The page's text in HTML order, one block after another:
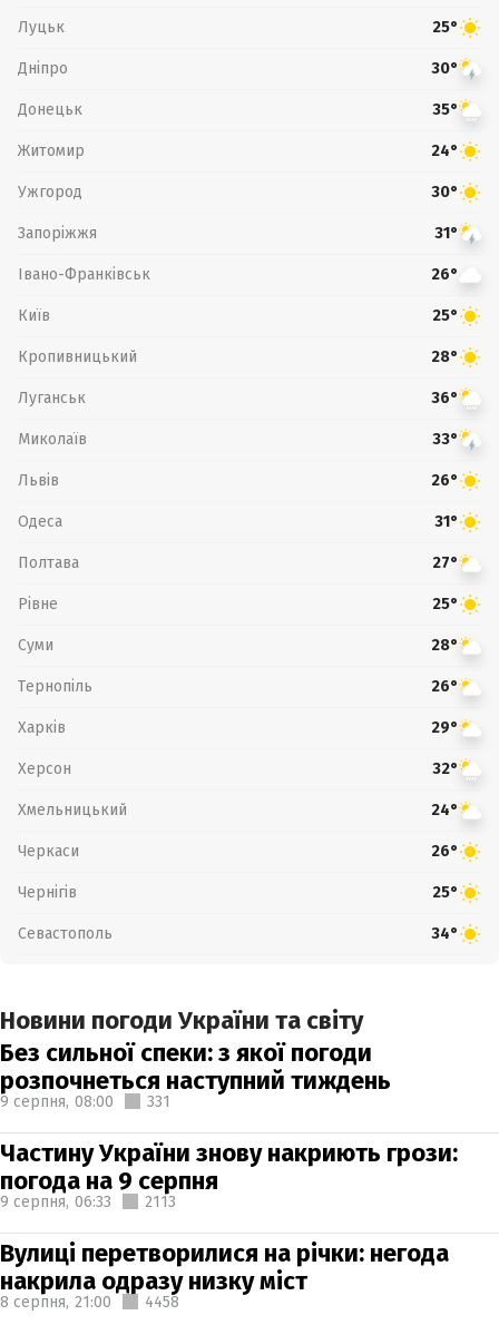
Луцьк 25°
Дніпро 30°
Донецьк 35°
Житомир 24°
Ужгород 30°
Запоріжжя 31°
Івано-Франківськ 26°
Київ 25°
Кропивницький 28°
Луганськ 36°
Миколаїв 33°
Львів 26°
Одеса 31°
Полтава 27°
Рівне 25°
Суми 28°
Тернопіль 26°
Харків 29°
Херсон 32°
Хмельницький 24°
Черкаси 26°
Чернігів 25°
Севастополь 34°
Новини погоди України та світу
Без сильної спеки: з якої погоди
розпочнеться наступний тиждень
9 серпня, 08:00 331
Частину України знову накриють грози:
погода на 9 серпня
9 серпня, 06:33 2113
Вулиці перетворилися на річки: негода
накрила одразу низку міст
8 серпня, 21:00 4458